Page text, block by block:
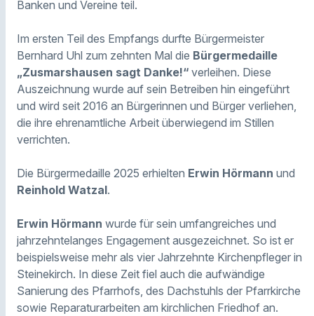
Banken und Vereine teil.
Im ersten Teil des Empfangs durfte Bürgermeister
Bernhard Uhl zum zehnten Mal die Bürgermedaille
„Zusmarshausen sagt Danke!“ verleihen. Diese
Auszeichnung wurde auf sein Betreiben hin eingeführt
und wird seit 2016 an Bürgerinnen und Bürger verliehen,
die ihre ehrenamtliche Arbeit überwiegend im Stillen
verrichten.
Die Bürgermedaille 2025 erhielten Erwin Hörmann und
Reinhold Watzal.
Erwin Hörmann wurde für sein umfangreiches und
jahrzehntelanges Engagement ausgezeichnet. So ist er
beispielsweise mehr als vier Jahrzehnte Kirchenpfleger in
Steinekirch. In diese Zeit fiel auch die aufwändige
Sanierung des Pfarrhofs, des Dachstuhls der Pfarrkirche
sowie Reparaturarbeiten am kirchlichen Friedhof an.